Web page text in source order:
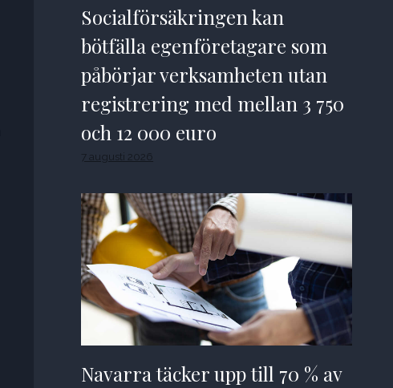
Socialförsäkringen kan
bötfälla egenföretagare som
påbörjar verksamheten utan
registrering med mellan 3 750
och 12 000 euro
7 augusti 2026
Navarra täcker upp till 70 % av